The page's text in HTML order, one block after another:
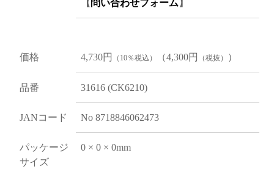
【 問い合わせフォーム 】
価格 4,730円 （10％税込） （4,300円 （税抜） ）
品番 31616 (CK6210)
JANコード No 8718846062473
パッケージ
サイズ
0 × 0 × 0mm